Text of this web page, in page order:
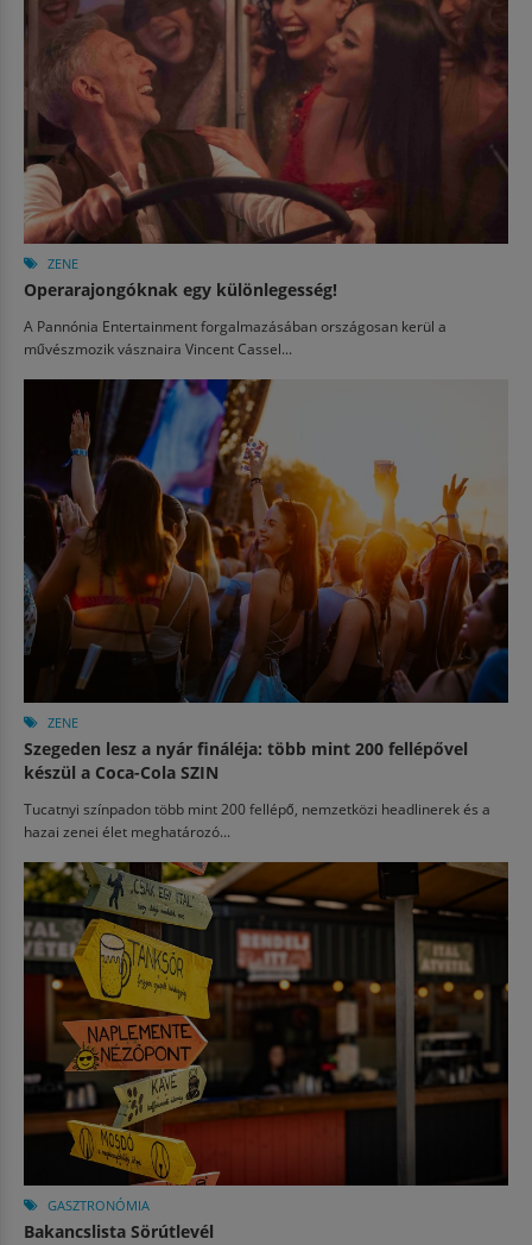
ZENE
Operarajongóknak egy különlegesség!
A Pannónia Entertainment forgalmazásában országosan kerül a
művészmozik vásznaira Vincent Cassel...
ZENE
Szegeden lesz a nyár fináléja: több mint 200 fellépővel
készül a Coca-Cola SZIN
Tucatnyi színpadon több mint 200 fellépő, nemzetközi headlinerek és a
hazai zenei élet meghatározó...
GASZTRONÓMIA
Bakancslista Sörútlevél